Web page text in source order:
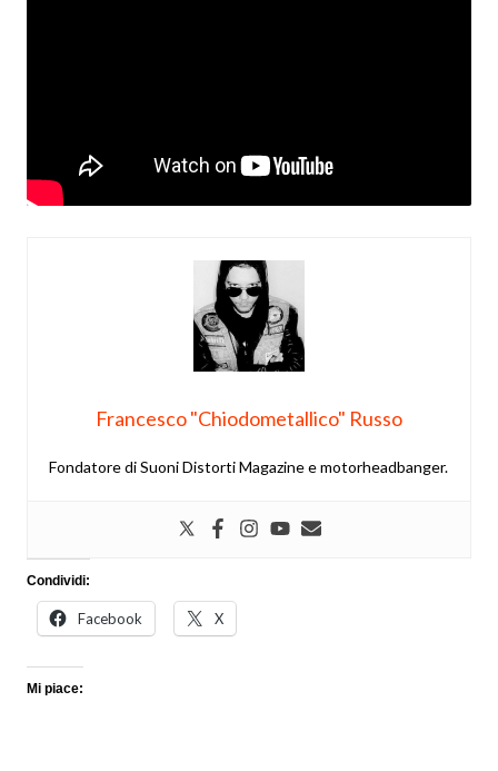
Francesco "Chiodometallico" Russo
Fondatore di Suoni Distorti Magazine e motorheadbanger.
Condividi:
Facebook X
Mi piace: